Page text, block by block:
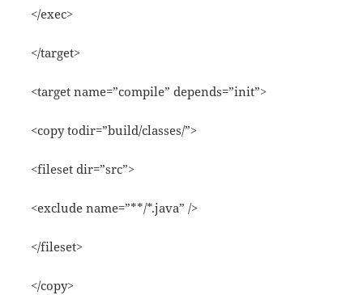
</exec>
</target>
<target name=”compile” depends=”init”>
<copy todir=”build/classes/”>
<fileset dir=”src”>
<exclude name=”**/*.java” />
</fileset>
</copy>